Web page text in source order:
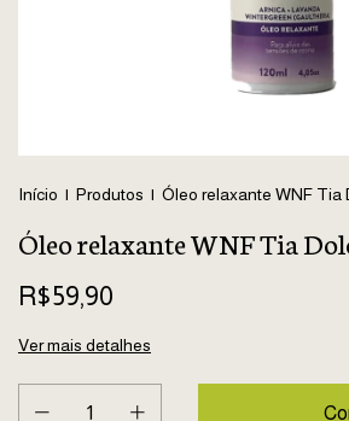
Início | Produtos | Óleo relaxante WNF Tia
Óleo relaxante WNF Tia
R$59,90
Ver mais detalhes